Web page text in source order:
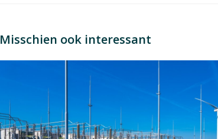
Misschien ook interessant